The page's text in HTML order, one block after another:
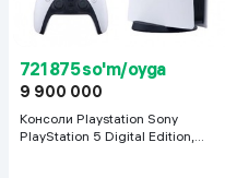
721 875 so'm/oyga
9 900 000
Консоли Playstation Sony
PlayStation 5 Digital Edition,